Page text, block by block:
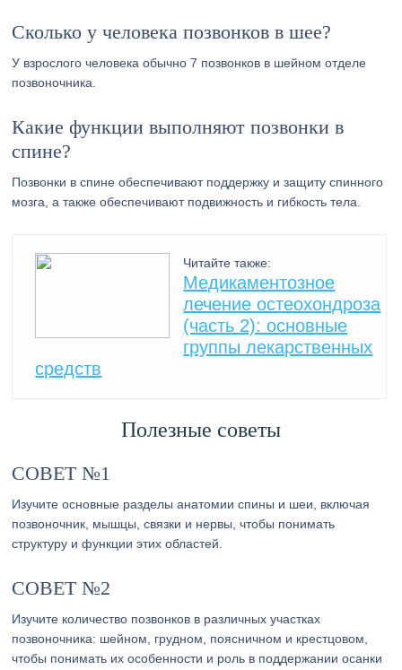
Сколько у человека позвонков в шее?
У взрослого человека обычно 7 позвонков в шейном отделе
позвоночника.
Какие функции выполняют позвонки в
спине?
Позвонки в спине обеспечивают поддержку и защиту спинного
мозга, а также обеспечивают подвижность и гибкость тела.
Читайте также:
Медикаментозное
лечение остеохондроза
(часть 2): основные
группы лекарственных
средств
Полезные советы
СОВЕТ №1
Изучите основные разделы анатомии спины и шеи, включая
позвоночник, мышцы, связки и нервы, чтобы понимать
структуру и функции этих областей.
СОВЕТ №2
Изучите количество позвонков в различных участках
позвоночника: шейном, грудном, поясничном и крестцовом,
чтобы понимать их особенности и роль в поддержании осанки